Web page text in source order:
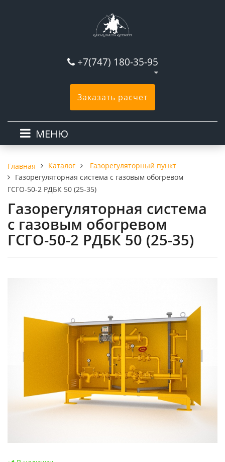
+7(747) 180-35-95
Заказать расчет
МЕНЮ
Главная Каталог
Газорегуляторный пункт
Газорегуляторная система с газовым обогревом
ГСГО-50-2 РДБК 50 (25-35)
Газорегуляторная система
с газовым обогревом
ГСГО-50-2 РДБК 50 (25-35)